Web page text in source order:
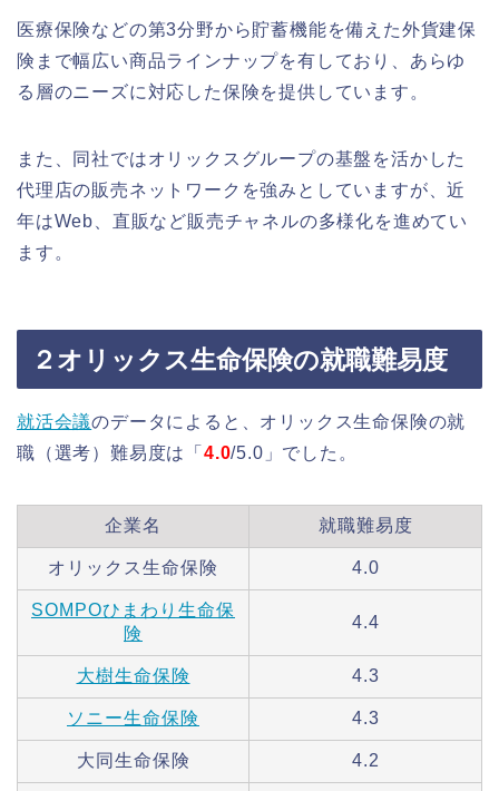
医療保険などの第3分野から貯蓄機能を備えた外貨建保
険まで幅広い商品ラインナップを有しており、あらゆ
る層のニーズに対応した保険を提供しています。
また、同社ではオリックスグループの基盤を活かした
代理店の販売ネットワークを強みとしていますが、近
年はWeb、直販など販売チャネルの多様化を進めてい
ます。
２オリックス生命保険の就職難易度
就活会議のデータによると、オリックス生命保険の就
職（選考）難易度は「 4.0/5.0」でした。
企業名 就職難易度
オリックス生命保険 4.0
SOMPOひまわり生命保
険
4.4
大樹生命保険 4.3
ソニー生命保険 4.3
大同生命保険 4.2